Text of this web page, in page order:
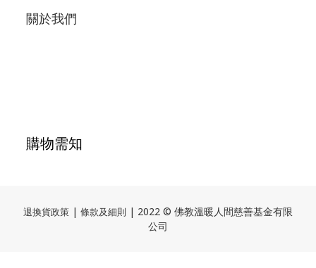
關於我們
購物需知
退換貨政策 | 條款及細則 | 2022 © 佛教溫暖人間慈善基金有限
公司